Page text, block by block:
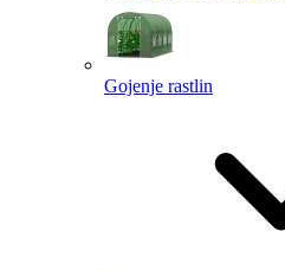
Gojenje rastlin